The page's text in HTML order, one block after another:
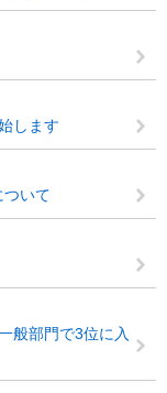
します
いて
般部門で3位に入